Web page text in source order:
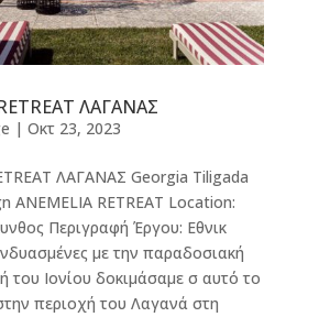
ΛΑΓΑΝΑΣ
| Οκτ 23, 2023
ΛΑΓΑΝΑΣ Georgia Tiligada
ANEMELIA RETREAT Location:
Περιγραφή Έργου: Εθνικ
με την παραδοσιακή
του Ιονίου δοκιμάσαμε σ αυτό το
περιοχή του Λαγανά στη